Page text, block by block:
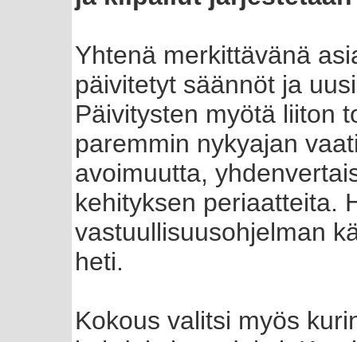
Yhtenä merkittävänä
päivitetyt säännöt ja
Päivitysten myötä liiton
paremmin nykyajan
avoimuutta,
kehityksen periaatteita.
vastuullisuusohjelman
heti.
Kokous valitsi myös